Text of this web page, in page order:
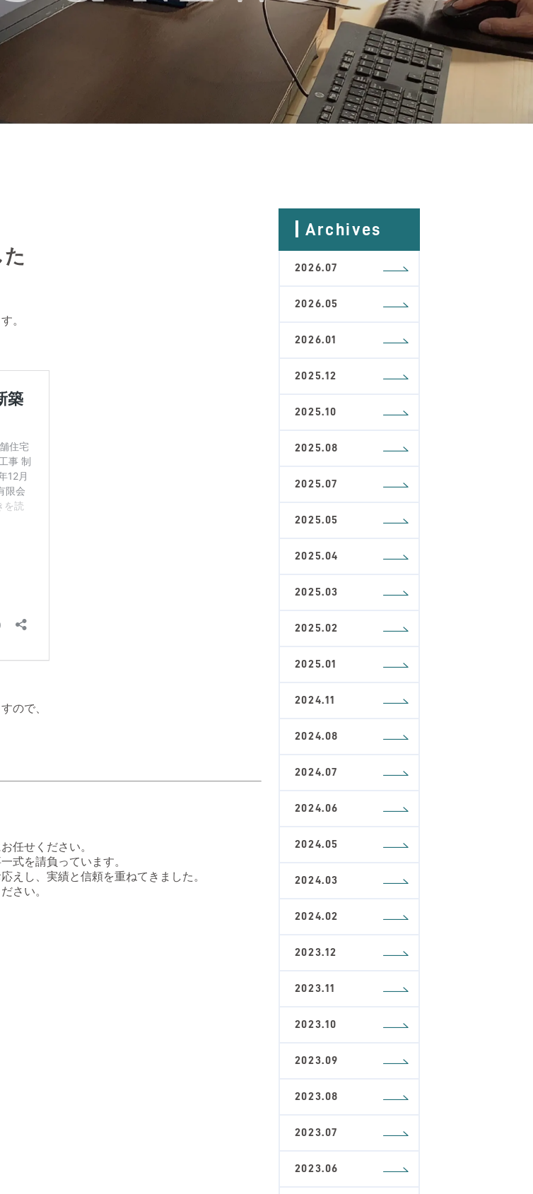
。
ので、
任せください。
式を請負っています。
えし、実績と信頼を重ねてきました。
さい。
Archives
2026.07
2026.05
2026.01
2025.12
2025.10
2025.08
2025.07
2025.05
2025.04
2025.03
2025.02
2025.01
2024.11
2024.08
2024.07
2024.06
2024.05
2024.03
2024.02
2023.12
2023.11
2023.10
2023.09
2023.08
2023.07
2023.06